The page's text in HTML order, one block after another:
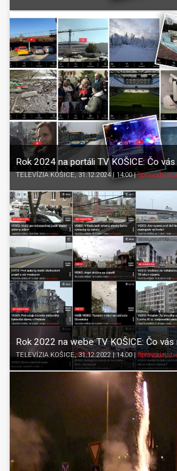
Rok 2024 na portáli TV KOŠICE: Čo
TELEVÍZIA KOŠICE, 31.12.2024 | 14:00|
Rok 2022 na webe TV KOŠICE: Čo vás
TELEVÍZIA KOŠICE, 31.12.2022 | 14:00|